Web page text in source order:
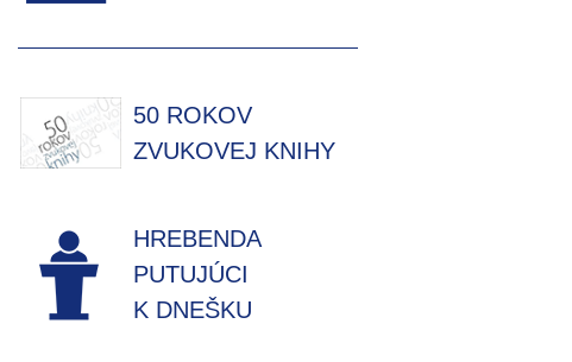
50 ROKOV
ZVUKOVEJ KNIHY
HREBENDA
PUTUJÚCI
K DNEŠKU